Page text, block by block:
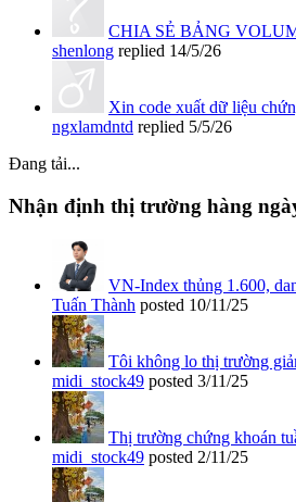
CHIA SẺ BẢNG
shenlong replied 14/5/26
Xin code xuất dữ liệu
ngxlamdntd replied 5/5/26
Đang tải...
Nhận định thị trường hàng
VN-Index thủng 1.600,
Tuấn Thành posted 10/11/25
Tôi không lo thị trường
midi_stock49 posted 3/11/25
Thị trường chứng khoán
midi_stock49 posted 2/11/25